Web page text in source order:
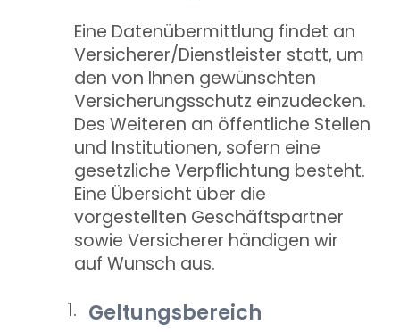
Eine Datenübermittlung findet an
Versicherer/Dienstleister statt, um
den von Ihnen gewünschten
Versicherungsschutz einzudecken.
Des Weiteren an öffentliche Stellen
und Institutionen, sofern eine
gesetzliche Verpflichtung besteht.
Eine Übersicht über die
vorgestellten Geschäftspartner
sowie Versicherer händigen wir
auf Wunsch aus.
Geltungsbereich